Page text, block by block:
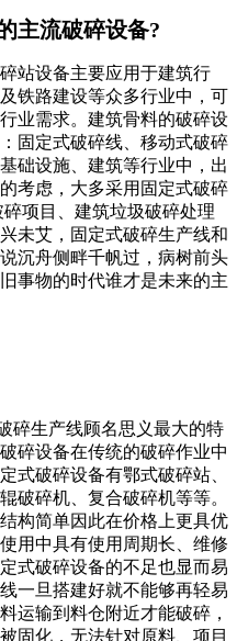
主流破碎设备?
设备主要应用于建筑行
铁路建设等众多行业中，可
业需求。建筑骨料的破碎设
固定式破碎线、移动式破碎
础设施、建筑等行业中，出
考虑，大多采用固定式破碎
项目、建筑垃圾破碎处理
未艾，固定式破碎生产线和
沉舟侧畔千帆过，病树前头
事物的时代谁才是未来的主
生产线顾名思义最大的特
碎设备在传统的破碎作业中
式破碎设备有鄂式破碎站、
破碎机、复合破碎机等等。
构简单因此在价格上更具优
用中具有使用周期长、维修
式破碎设备的不足也显而易
一旦搭建好就不能够再轻易
运输到料仓附近才能破碎，
固化，无法针对原料、项目